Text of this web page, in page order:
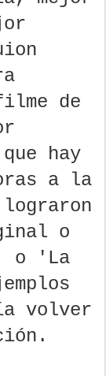
de
hay
a la
o
o 'La
volver